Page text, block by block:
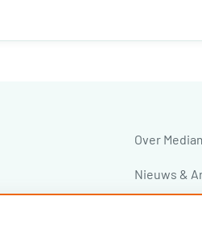
Over
Nieuws &